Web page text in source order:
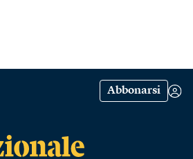
Abbonarsi